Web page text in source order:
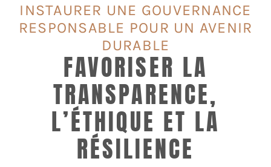
INSTAURER UNE GOUVERNANCE
RESPONSABLE POUR UN AVENIR
DURABLE
FAVORISER LA
TRANSPARENCE,
L’ÉTHIQUE ET LA
RÉSILIENCE